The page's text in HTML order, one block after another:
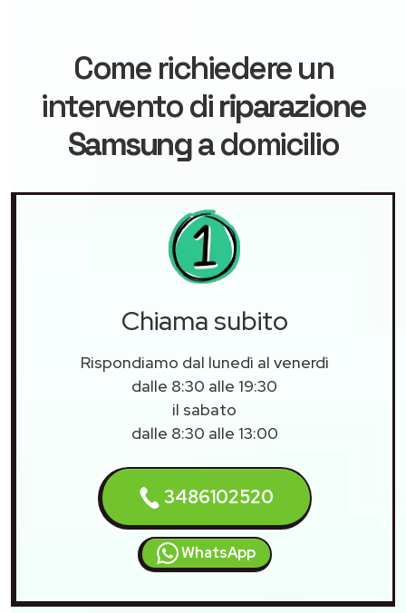
Come richiedere un
intervento diriparazione
Samsunga domicilio
Chiama subito
Rispondiamo dal lunedì al venerdì
dalle 8:30 alle 19:30
il sabato
dalle 8:30 alle 13:00
3486102520
WhatsApp